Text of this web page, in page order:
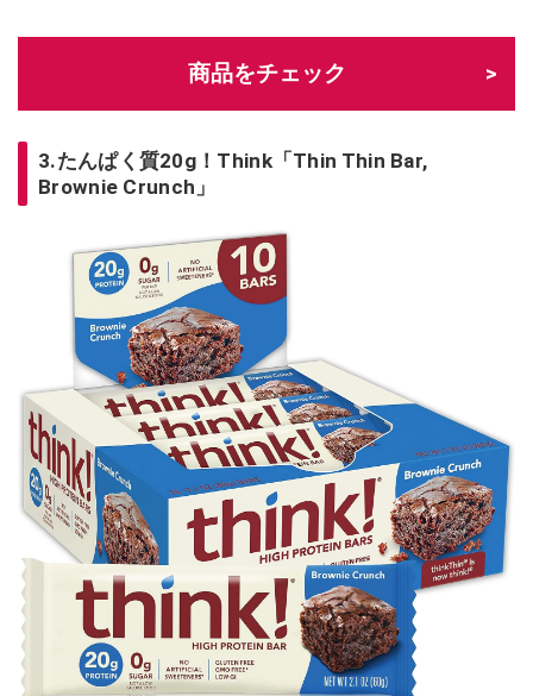
商品をチェック
3.たんぱく質20g！Think「Thin Thin Bar,
Brownie Crunch」